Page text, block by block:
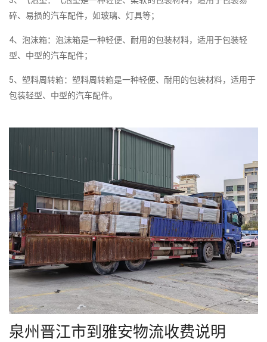
碎、易损的汽车配件，如玻璃、灯具等；
4、泡沫箱：泡沫箱是一种轻便、耐用的包装材料，适用于包装轻
型、中型的汽车配件；
5、塑料周转箱：塑料周转箱是一种轻便、耐用的包装材料，适用于
包装轻型、中型的汽车配件。
泉州晋江市到雅安物流收费说明